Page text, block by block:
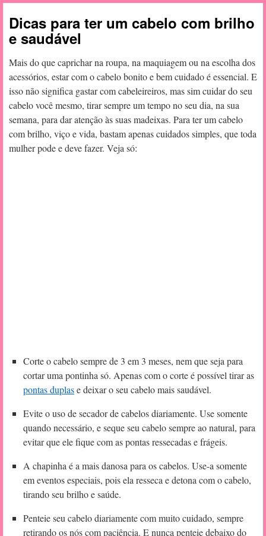
Dicas para ter um cabelo com brilho
e saudável
Mais do que caprichar na roupa, na maquiagem ou na escolha dos
acessórios, estar com o cabelo bonito e bem cuidado é essencial. E
isso não significa gastar com cabeleireiros, mas sim cuidar do seu
cabelo você mesmo, tirar sempre um tempo no seu dia, na sua
semana, para dar atenção às suas madeixas. Para ter um cabelo
com brilho, viço e vida, bastam apenas cuidados simples, que toda
mulher pode e deve fazer. Veja só:
Corte o cabelo sempre de 3 em 3 meses, nem que seja para
cortar uma pontinha só. Apenas com o corte é possível tirar as
pontas duplase deixar o seu cabelo mais saudável.
Evite o uso de secador de cabelos diariamente. Use somente
quando necessário, e seque seu cabelo sempre ao natural, para
evitar que ele fique com as pontas ressecadas e frágeis.
A chapinha é a mais danosa para os cabelos. Use-a somente
em eventos especiais, pois ela resseca e detona com o cabelo,
tirando seu brilho e saúde.
Penteie seu cabelo diariamente com muito cuidado, sempre
retirando os nós com paciência. E nunca penteie debaixo do